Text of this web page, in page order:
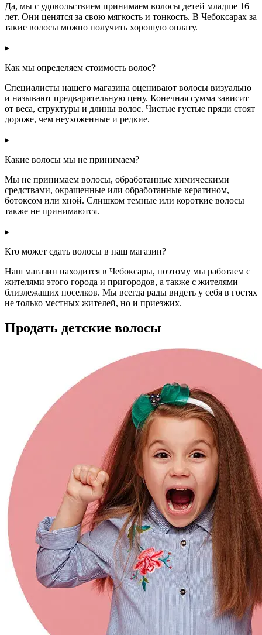
Да, мы с удовольствием принимаем волосы детей младше 16
лет. Они ценятся за свою мягкость и тонкость. В Чебоксарах за
такие волосы можно получить хорошую оплату.
▸
Как мы определяем стоимость волос?
Специалисты нашего магазина оценивают волосы визуально
и называют предварительную цену. Конечная сумма зависит
от веса, структуры и длины волос. Чистые густые пряди стоят
дороже, чем неухоженные и редкие.
▸
Какие волосы мы не принимаем?
Мы не принимаем волосы, обработанные химическими
средствами, окрашенные или обработанные кератином,
ботоксом или хной. Слишком темные или короткие волосы
также не принимаются.
▸
Кто может сдать волосы в наш магазин?
Наш магазин находится в Чебоксары, поэтому мы работаем с
жителями этого города и пригородов, а также с жителями
близлежащих поселков. Мы всегда рады видеть у себя в гостях
не только местных жителей, но и приезжих.
Продать детские волосы